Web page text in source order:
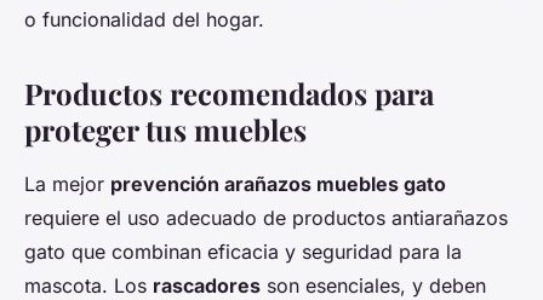
o funcionalidad del hogar.
Productos recomendados para
proteger tus muebles
La mejor prevención arañazos muebles gato
requiere el uso adecuado de productos antiarañazos
gato que combinan eficacia y seguridad para la
mascota. Los rascadores son esenciales, y deben